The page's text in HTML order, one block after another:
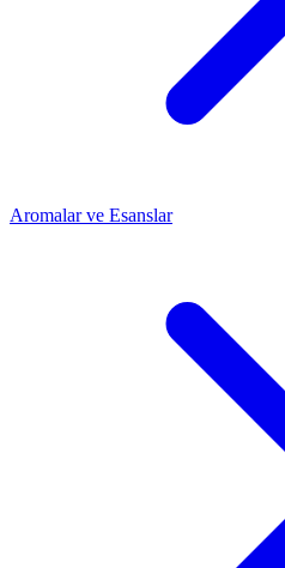
Aromalar ve Esanslar